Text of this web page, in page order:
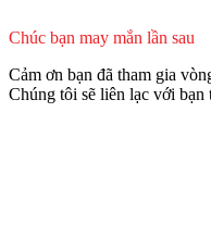
Chúc bạn may mắn lần sau
Cảm ơn bạn đã tham gia
Chúng tôi sẽ liên lạc với bạn